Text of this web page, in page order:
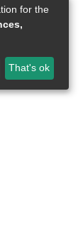
for the
That's ok